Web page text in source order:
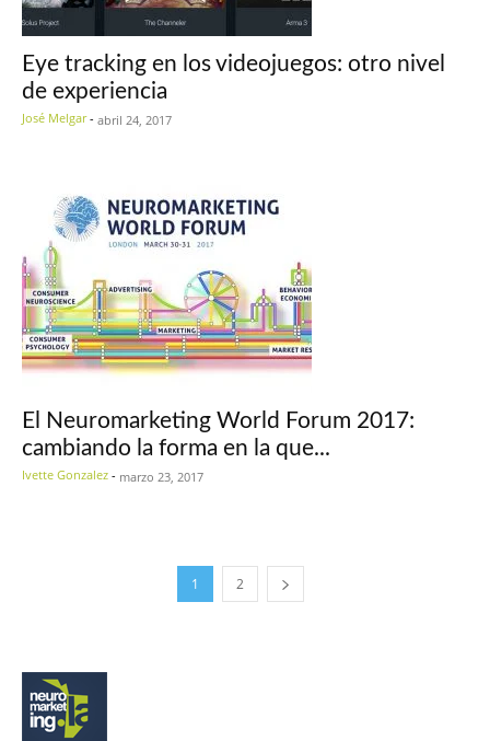
Eye tracking en los videojuegos: otro nivel
de experiencia
José Melgar - abril 24, 2017
El Neuromarketing World Forum 2017:
cambiando la forma en la que...
Ivette Gonzalez - marzo 23, 2017
1 2